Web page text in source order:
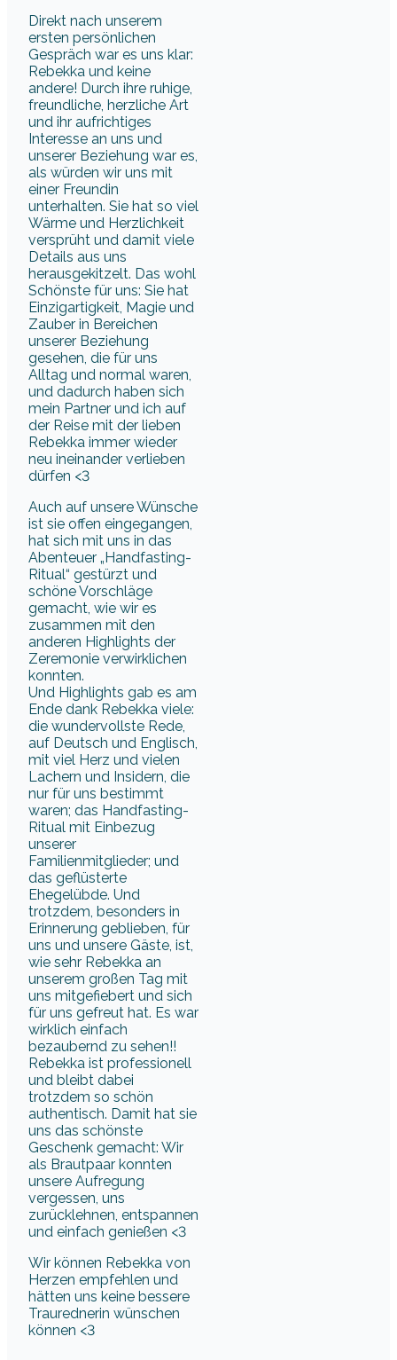
Direkt nach unserem
ersten persönlichen
Gespräch war es uns klar:
Rebekka und keine
andere! Durch ihre ruhige,
freundliche, herzliche Art
und ihr aufrichtiges
Interesse an uns und
unserer Beziehung war es,
als würden wir uns mit
einer Freundin
unterhalten. Sie hat so viel
Wärme und Herzlichkeit
versprüht und damit viele
Details aus uns
herausgekitzelt. Das wohl
Schönste für uns: Sie hat
Einzigartigkeit, Magie und
Zauber in Bereichen
unserer Beziehung
gesehen, die für uns
Alltag und normal waren,
und dadurch haben sich
mein Partner und ich auf
der Reise mit der lieben
Rebekka immer wieder
neu ineinander verlieben
dürfen <3
Auch auf unsere Wünsche
ist sie offen eingegangen,
hat sich mit uns in das
Abenteuer „Handfasting-
Ritual“ gestürzt und
schöne Vorschläge
gemacht, wie wir es
zusammen mit den
anderen Highlights der
Zeremonie verwirklichen
konnten.
Und Highlights gab es am
Ende dank Rebekka viele:
die wundervollste Rede,
auf Deutsch und Englisch,
mit viel Herz und vielen
Lachern und Insidern, die
nur für uns bestimmt
waren; das Handfasting-
Ritual mit Einbezug
unserer
Familienmitglieder; und
das geflüsterte
Ehegelübde. Und
trotzdem, besonders in
Erinnerung geblieben, für
uns und unsere Gäste, ist,
wie sehr Rebekka an
unserem großen Tag mit
uns mitgefiebert und sich
für uns gefreut hat. Es war
wirklich einfach
bezaubernd zu sehen!!
Rebekka ist professionell
und bleibt dabei
trotzdem so schön
authentisch. Damit hat sie
uns das schönste
Geschenk gemacht: Wir
als Brautpaar konnten
unsere Aufregung
vergessen, uns
zurücklehnen, entspannen
und einfach genießen <3
Wir können Rebekka von
Herzen empfehlen und
hätten uns keine bessere
Traurednerin wünschen
können <3